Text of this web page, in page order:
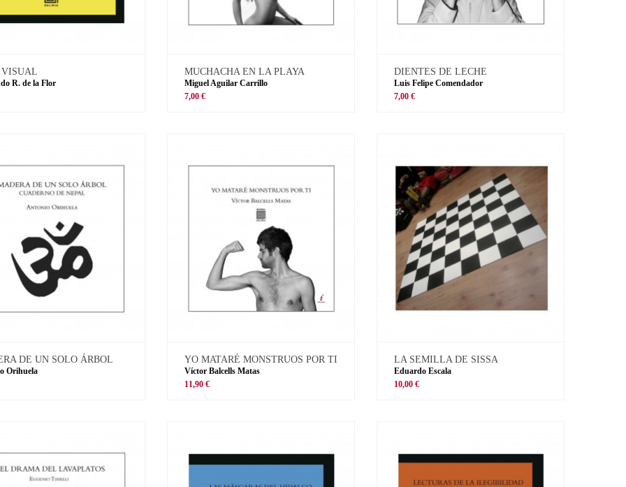
VISUAL
R. de la Flor
MUCHACHA EN LA PLAYA
Miguel Aguilar Carrillo
7,00 €
DIENTES DE LECHE
Luis Felipe Comendador
7,00 €
DE UN SOLO ÁRBOL
Orihuela
YO MATARÉ MONSTRUOS POR TI
Víctor Balcells Matas
11,90 €
LA SEMILLA DE SISSA
Eduardo Escala
10,00 €